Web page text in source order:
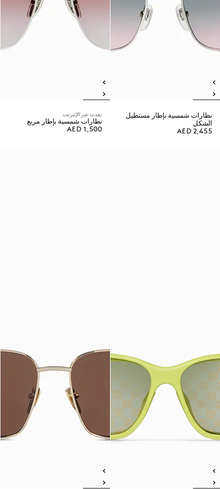
نظارات شمسية بإطار مستطيل
الشكل
AED 2,455
نفدت عبر الإنترنت
نظارات شمسية بإطار مربع
AED 1,500